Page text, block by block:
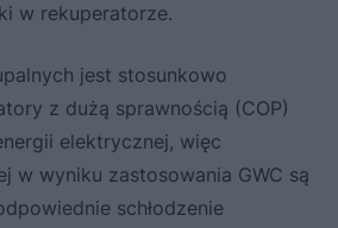
w rekuperatorze.
jest stosunkowo
z dużą sprawnością (COP)
elektrycznej, więc
w wyniku zastosowania GWC są
schłodzenie